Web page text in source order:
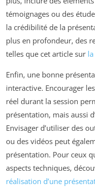
témoignages ou des
la crédibilité de la
plus en profondeur, des
telles que cet article sur
Enfin, une bonne
interactive. Encourager
réel durant la session
présentation, mais aussi
Envisager d’utiliser des
ou des vidéos peut
présentation. Pour ceux
aspects techniques,
réalisation d’une